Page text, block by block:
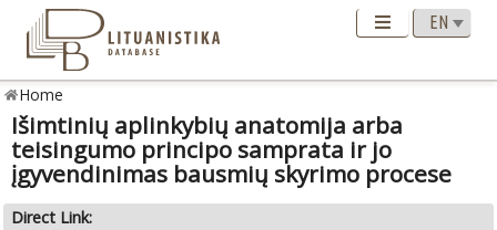
Home
Išimtinių aplinkybių anatomija arba
teisingumo principo samprata ir jo
įgyvendinimas bausmių skyrimo procese
Direct Link: